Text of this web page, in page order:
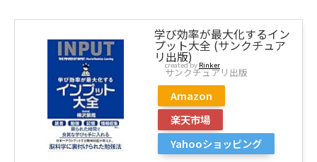
学び効率が最大化するイン
プット大全 (サンクチュア
リ出版)
created by Rinker
サンクチュアリ出版
Amazon
楽天市場
Yahooショッピング